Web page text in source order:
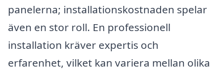
panelerna; installationskostnaden spelar
även en stor roll. En professionell
installation kräver expertis och
erfarenhet, vilket kan variera mellan olika